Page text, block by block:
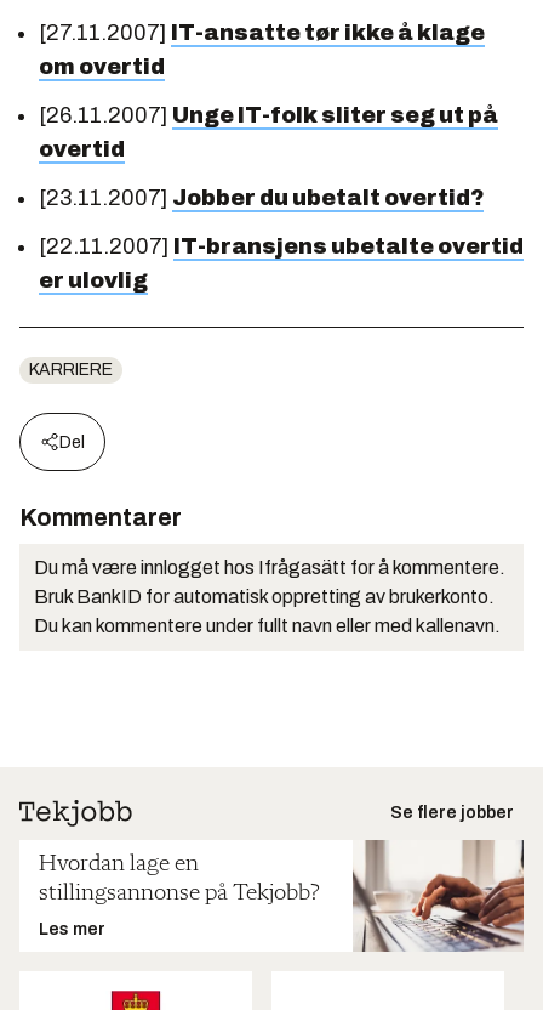
[27.11.2007]
IT-ansatte tør ikke å klage
om overtid
[26.11.2007] Unge IT-folk sliter seg ut på
overtid
[23.11.2007] Jobber du ubetalt overtid?
[22.11.2007]
IT-bransjens ubetalte overtid
er ulovlig
KARRIERE
Del
Kommentarer
Du må være innlogget hos Ifrågasätt for å kommentere.
Bruk BankID for automatisk oppretting av brukerkonto.
Du kan kommentere under fullt navn eller med kallenavn.
Se flere jobber
Hvordan lage en
stillingsannonse på Tekjobb?
Les mer